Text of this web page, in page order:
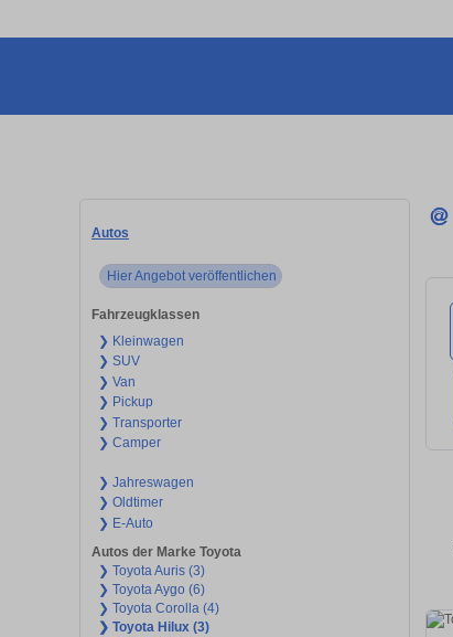
Autos
Hier Angebot veröffentlichen
Fahrzeugklassen
❯ Kleinwagen
❯ SUV
❯ Van
❯ Pickup
❯ Transporter
❯ Camper
❯ Jahreswagen
❯ Oldtimer
❯ E-Auto
Autos der Marke Toyota
❯ Toyota Auris (3)
❯ Toyota Aygo (6)
❯ Toyota Corolla (4)
❯ Toyota Hilux (3)